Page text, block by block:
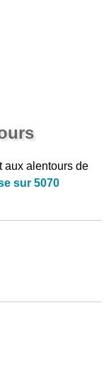
aux alentours de
sur 5070